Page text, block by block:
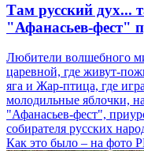
Там русский дух...
"Афанасьев-фест"
Любители волшебного
царевной, где живут-
яга и Жар-птица, где
молодильные яблочки,
"Афанасьев-фест",
собирателя русских
Как это было – на фото